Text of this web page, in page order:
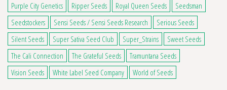
Purple City Genetics
Ripper Seeds Royal Queen Seeds
Seedsman
Seedstockers
Sensi Seeds / Sensi Seeds Research
Serious Seeds
Silent Seeds
Super Sativa Seed Club Super_Strains
Sweet Seeds
The Cali Connection
The Grateful Seeds
Tramuntana Seeds
Vision Seeds
White Label Seed Company World of Seeds